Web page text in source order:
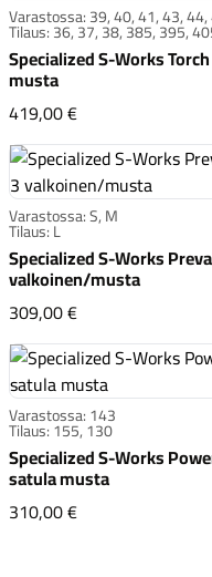
Varastossa: 39, 40, 41, 43,
Tilaus: 36, 37, 38, 385, 395,
415, 42, 425, 435, 445, 455,
465, 47, 48, 49
Specialized S-Works Torch
musta
419,00 €Specialized S-
Varastossa: S, M
Tilaus: L
Specialized S-Works
valkoinen/musta
309,00 €Specialized S-
Varastossa: 143
Tilaus: 155, 130
Specialized S-Works
satula musta
310,00 €Specialized S-